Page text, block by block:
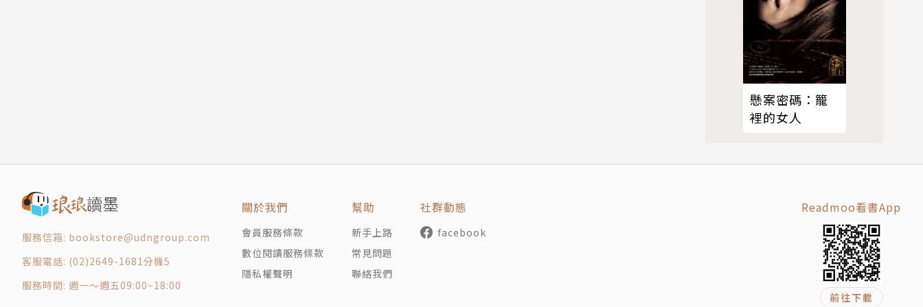
23 早鶯
25 螢
27 篝火
28 朔風
29 行幸
懸案密碼：籠
裡的女人
服務信箱: bookstore@udngroup.com
客服電話: (02)2649-1681分機5
服務時間: 週一～週五09:00~18:00
關於我們
會員服務條款
數位閱讀服務條款
隱私權聲明
幫助
新手上路
常見問題
聯絡我們
社群動態
facebook
Readmoo看書App
前往下載